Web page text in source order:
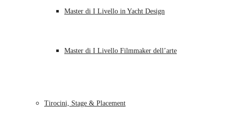
Master di I Livello in Yacht Design
Master di I Livello Filmmaker dell’arte
Tirocini, Stage & Placement